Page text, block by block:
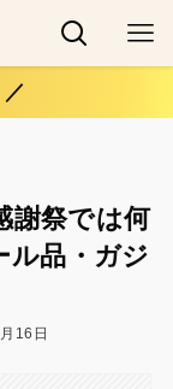
謝祭では何
ル品・ガジ
16日